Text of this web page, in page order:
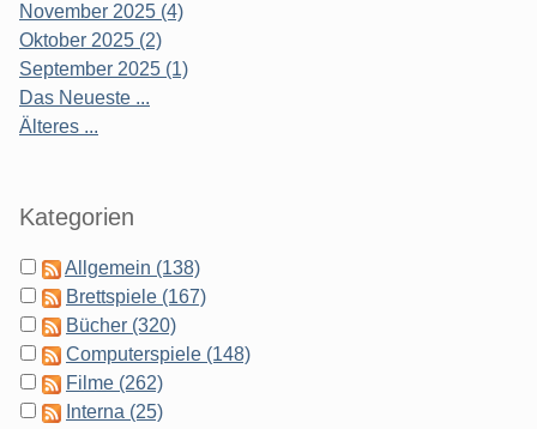
November 2025 (4)
Oktober 2025 (2)
September 2025 (1)
Das Neueste ...
Älteres ...
Kategorien
Allgemein (138)
Brettspiele (167)
Bücher (320)
Computerspiele (148)
Filme (262)
Interna (25)